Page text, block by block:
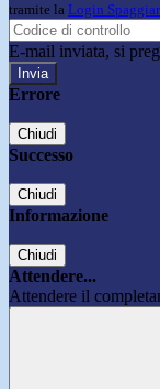
tramite la Login
E-mail inviata, si
Errore
Chiudi
Successo
Chiudi
Informazione
Chiudi
Attendere...
Attendere il